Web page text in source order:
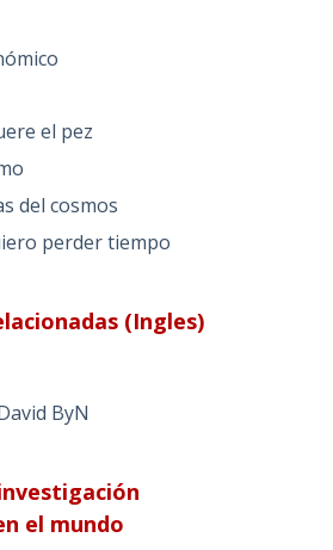
el pez
del cosmos
perder tiempo
(Ingles)
ByN
el mundo